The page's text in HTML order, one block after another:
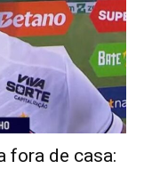
fora de casa: